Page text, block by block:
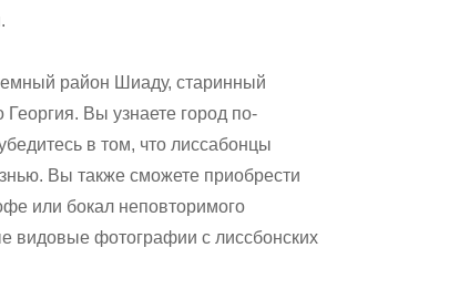
район Шиаду, старинный
Вы узнаете город по-
в том, что лиссабонцы
Вы также сможете приобрести
или бокал неповторимого
видовые фотографии с лиссбонских